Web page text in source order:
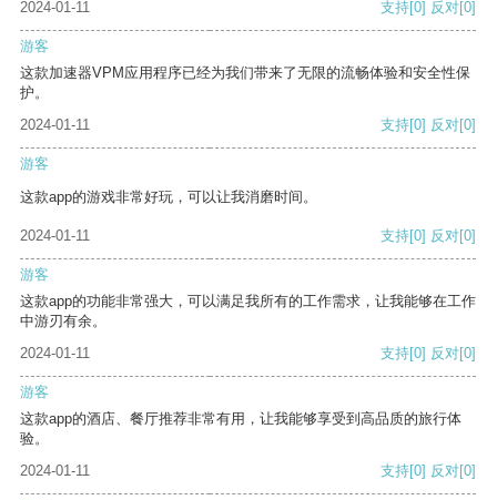
2024-01-11 支持[0] 反对[0]
游客
这款加速器VPM应用程序已经为我们带来了无限的流畅体验和安全性保
护。
2024-01-11
支持[0] 反对[0]
游客
这款app的游戏非常好玩，可以让我消磨时间。
2024-01-11 支持[0] 反对[0]
游客
这款app的功能非常强大，可以满足我所有的工作需求，让我能够在工作
中游刃有余。
2024-01-11
支持[0] 反对[0]
游客
这款app的酒店、餐厅推荐非常有用，让我能够享受到高品质的旅行体
验。
2024-01-11
支持[0] 反对[0]